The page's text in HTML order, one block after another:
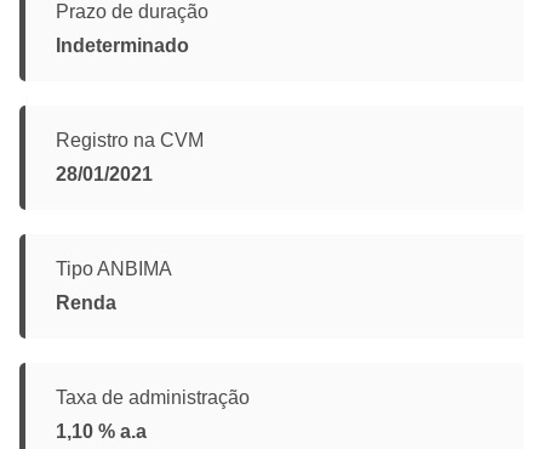
Prazo de duração
Indeterminado
Registro na CVM
28/01/2021
Tipo ANBIMA
Renda
Taxa de administração
1,10 % a.a